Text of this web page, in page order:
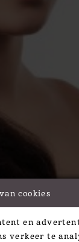
cookies
en
verkeer te